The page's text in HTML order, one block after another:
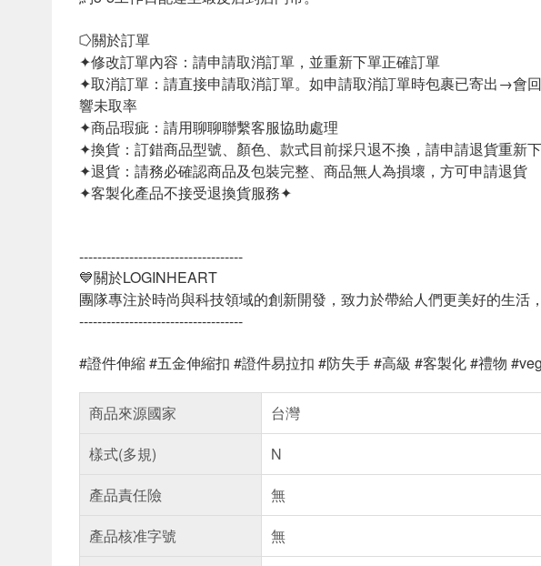
⭔關於訂單
✦修改訂單內容：請申請取消訂單，並重新下單正確訂單
✦取消訂單：請直接申請取消訂單。如申請取消訂單時包裹已寄出→會
響未取率
✦商品瑕疵：請用聊聊聯繫客服協助處理
✦換貨：訂錯商品型號、顏色、款式目前採只退不換，請申請退貨重新
✦退貨：請務必確認商品及包裝完整、商品無人為損壞，方可申請退貨
✦客製化產品不接受退換貨服務✦
------------------------------------
💙關於LOGINHEART
團隊專注於時尚與科技領域的創新開發，致力於帶給人們更美好的生活
------------------------------------
#證件伸縮 #五金伸縮扣 #證件易拉扣 #防失手 #高級 #客製化 #禮物
商品來源國家
台灣
樣式(多規)
N
產品責任險
無
產品核准字號
無